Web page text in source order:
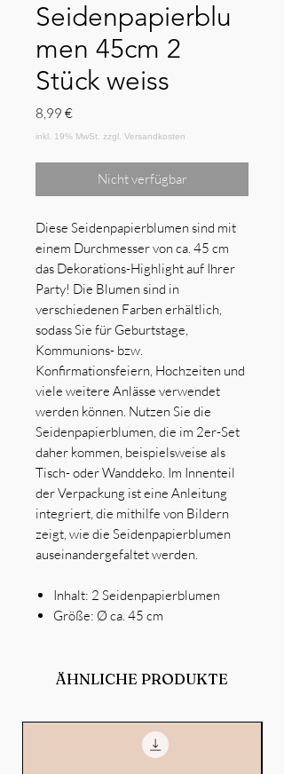
Seidenpapierblu
men 45cm 2
Stück weiss
8,99 €Preis
Nicht verfügbar
Diese Seidenpapierblumen sind mit
einem Durchmesser von ca. 45 cm
das Dekorations-Highlight auf Ihrer
Party! Die Blumen sind in
verschiedenen Farben erhältlich,
sodass Sie für Geburtstage,
Kommunions- bzw.
Konfirmationsfeiern, Hochzeiten und
viele weitere Anlässe verwendet
werden können. Nutzen Sie die
Seidenpapierblumen, die im 2er-Set
daher kommen, beispielsweise als
Tisch- oder Wanddeko. Im Innenteil
der Verpackung ist eine Anleitung
integriert, die mithilfe von Bildern
zeigt, wie die Seidenpapierblumen
auseinandergefaltet werden.
Inhalt: 2 Seidenpapierblumen
Größe: Ø ca. 45 cm
ÄHNLICHE PRODUKTE